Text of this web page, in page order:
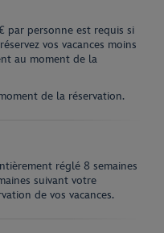
par personne est requis si
vos vacances moins
au moment de la
de la réservation.
réglé 8 semaines
suivant votre
de vos vacances.